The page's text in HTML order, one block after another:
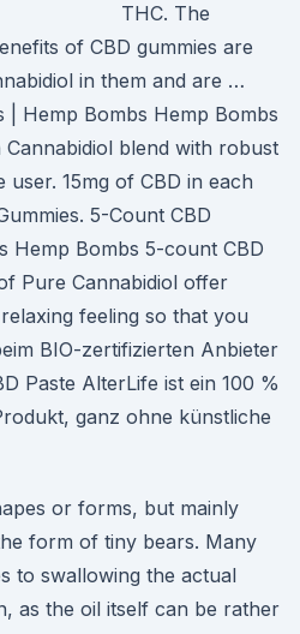
THC. The
of CBD gummies are
in them and are …
| Hemp Bombs Hemp Bombs
Cannabidiol blend with robust
15mg of CBD in each
5-Count CBD
Hemp Bombs 5-count CBD
Pure Cannabidiol offer
feeling so that you
BIO-zertifizierten Anbieter
Paste AlterLife ist ein 100 %
ganz ohne künstliche
or forms, but mainly
form of tiny bears. Many
to swallowing the actual
as the oil itself can be rather